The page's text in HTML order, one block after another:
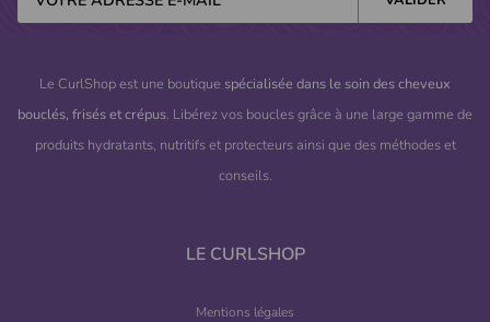
Le CurlShop est une boutique spécialisée dans le soin des cheveux
bouclés, frisés et crépus. Libérez vos boucles grâce à une large gamme de
produits hydratants, nutritifs et protecteurs ainsi que des méthodes et
conseils.
LE CURLSHOP
Mentions légales